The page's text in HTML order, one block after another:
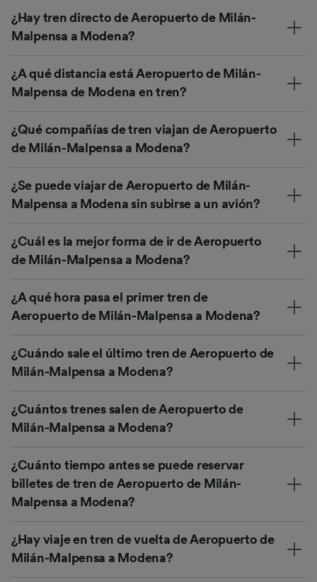
¿Hay tren directo de Aeropuerto de Milán-
Malpensa a Modena?
¿A qué distancia está Aeropuerto de Milán-
Malpensa de Modena en tren?
¿Qué compañías de tren viajan de Aeropuerto
de Milán-Malpensa a Modena?
¿Se puede viajar de Aeropuerto de Milán-
Malpensa a Modena sin subirse a un avión?
¿Cuál es la mejor forma de ir de Aeropuerto
de Milán-Malpensa a Modena?
¿A qué hora pasa el primer tren de
Aeropuerto de Milán-Malpensa a Modena?
¿Cuándo sale el último tren de Aeropuerto de
Milán-Malpensa a Modena?
¿Cuántos trenes salen de Aeropuerto de
Milán-Malpensa a Modena?
¿Cuánto tiempo antes se puede reservar
billetes de tren de Aeropuerto de Milán-
Malpensa a Modena?
¿Hay viaje en tren de vuelta de Aeropuerto de
Milán-Malpensa a Modena?